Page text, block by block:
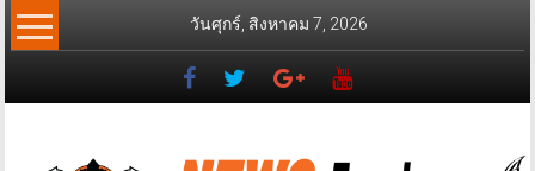
Skip
to
วันศุกร์, สิงหาคม 7, 2026
News